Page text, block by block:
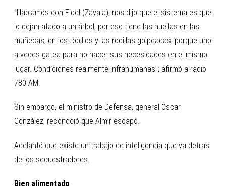
“Hablamos con Fidel (Zavala), nos dijo que el sistema es que
lo dejan atado a un árbol, por eso tiene las huellas en las
muñecas, en los tobillos y las rodillas golpeadas, porque uno
a veces gatea para no hacer sus necesidades en el mismo
lugar. Condiciones realmente infrahumanas"; afirmó a radio
780 AM.
Sin embargo, el ministro de Defensa, general Óscar
González, reconoció que Almir escapó.
Adelantó que existe un trabajo de inteligencia que va detrás
de los secuestradores.
Bien alimentado